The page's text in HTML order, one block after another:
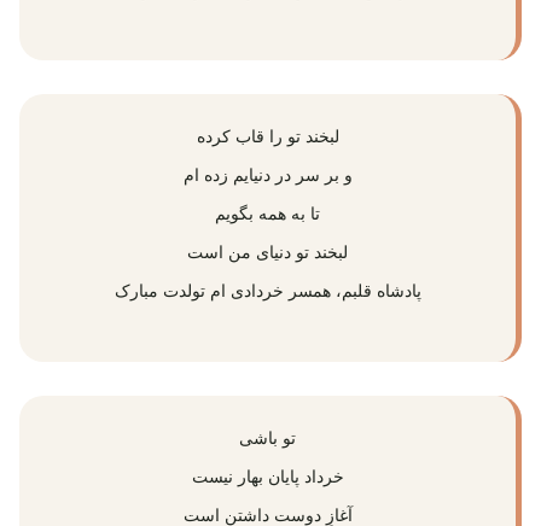
لبخند تو را قاب کرده
و بر سر در دنیایم زده ام
تا به همه بگویم
لبخند تو دنیای من است
پادشاه قلبم، همسر خردادی ام تولدت مبارک
تو باشی
خرداد پایان بهار نیست
آغازِ دوست داشتن است